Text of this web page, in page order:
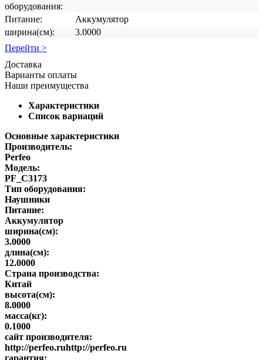
оборудования:
Питание:
Аккумулятор
ширина(см):
3.0000
Перейти >
Доставка
Варианты оплаты
Наши преимущества
Характеристики
Список вариаций
Основные характеристики
Производитель:
Perfeo
Модель:
PF_C3173
Тип оборудования:
Наушники
Питание:
Аккумулятор
ширина(см):
3.0000
длина(см):
12.0000
Страна производства:
Китай
высота(см):
8.0000
масса(кг):
0.1000
сайт производителя:
http://perfeo.ruhttp://perfeo.ru
гарантия: